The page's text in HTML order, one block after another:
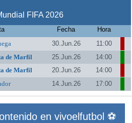
FIFA 2026
Fecha
Hora
30.Jun.26
11:00
de Marfil 25.Jun.26
14:00
de Marfil 20.Jun.26
14:00
14.Jun.26 17:00
en vivoelfutbol ⚽